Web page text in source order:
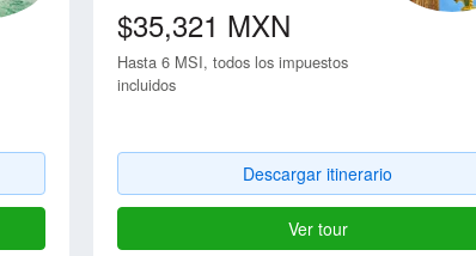
$35,321 MXN
Hasta 6 MSI, todos los impuestos
incluidos
Descargar itinerario
Ver tour